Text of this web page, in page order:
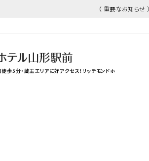
（ 重要なお知ら
歩5分・蔵王エリアに好アクセス！リッチモンドホ